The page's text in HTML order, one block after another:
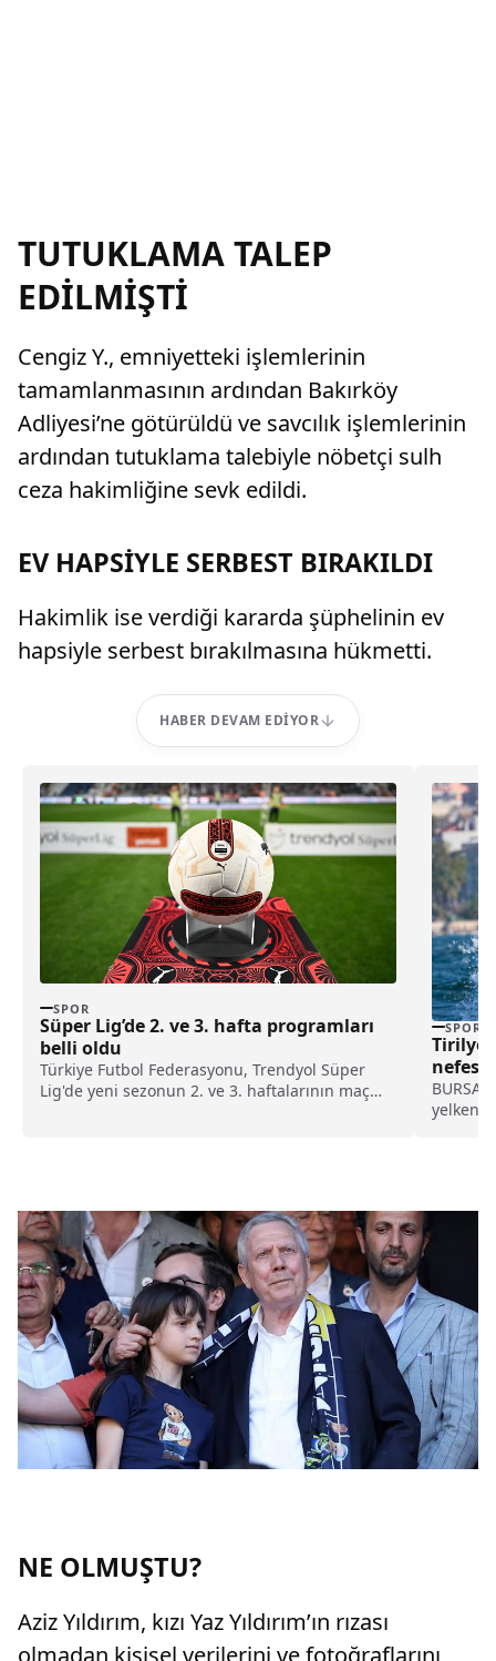
TUTUKLAMA TALEP
EDİLMİŞTİ
Cengiz Y., emniyetteki işlemlerinin
tamamlanmasının ardından Bakırköy
Adliyesi’ne götürüldü ve savcılık işlemlerinin
ardından tutuklama talebiyle nöbetçi sulh
ceza hakimliğine sevk edildi.
EV HAPSİYLE SERBEST BIRAKILDI
Hakimlik ise verdiği kararda şüphelinin ev
hapsiyle serbest bırakılmasına hükmetti.
HABER DEVAM EDIYOR
SPOR
Süper Lig’de 2. ve 3. hafta programları
belli oldu
Türkiye Futbol Federasyonu, Trendyol Süper
Lig'de yeni sezonun 2. ve 3. haftalarının maç
SPOR
nefes
BURSA
yelken
NE OLMUŞTU?
Aziz Yıldırım, kızı Yaz Yıldırım’ın rızası